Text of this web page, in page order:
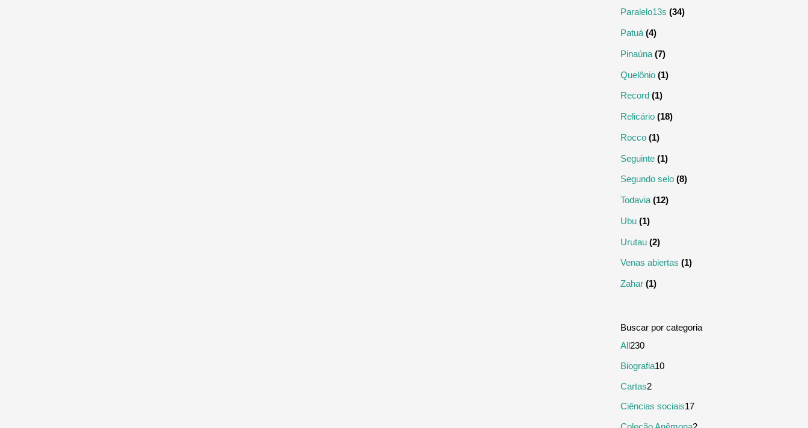
Paralelo13s (34)
Patuá (4)
Pinaúna (7)
Quelônio (1)
Record (1)
Relicário (18)
Rocco (1)
Seguinte (1)
Segundo selo (8)
Todavia (12)
Ubu (1)
Urutau (2)
Venas abiertas (1)
Zahar (1)
All2302
3
0
Biografia101
Cartas22
p
Ciências sociais171
72